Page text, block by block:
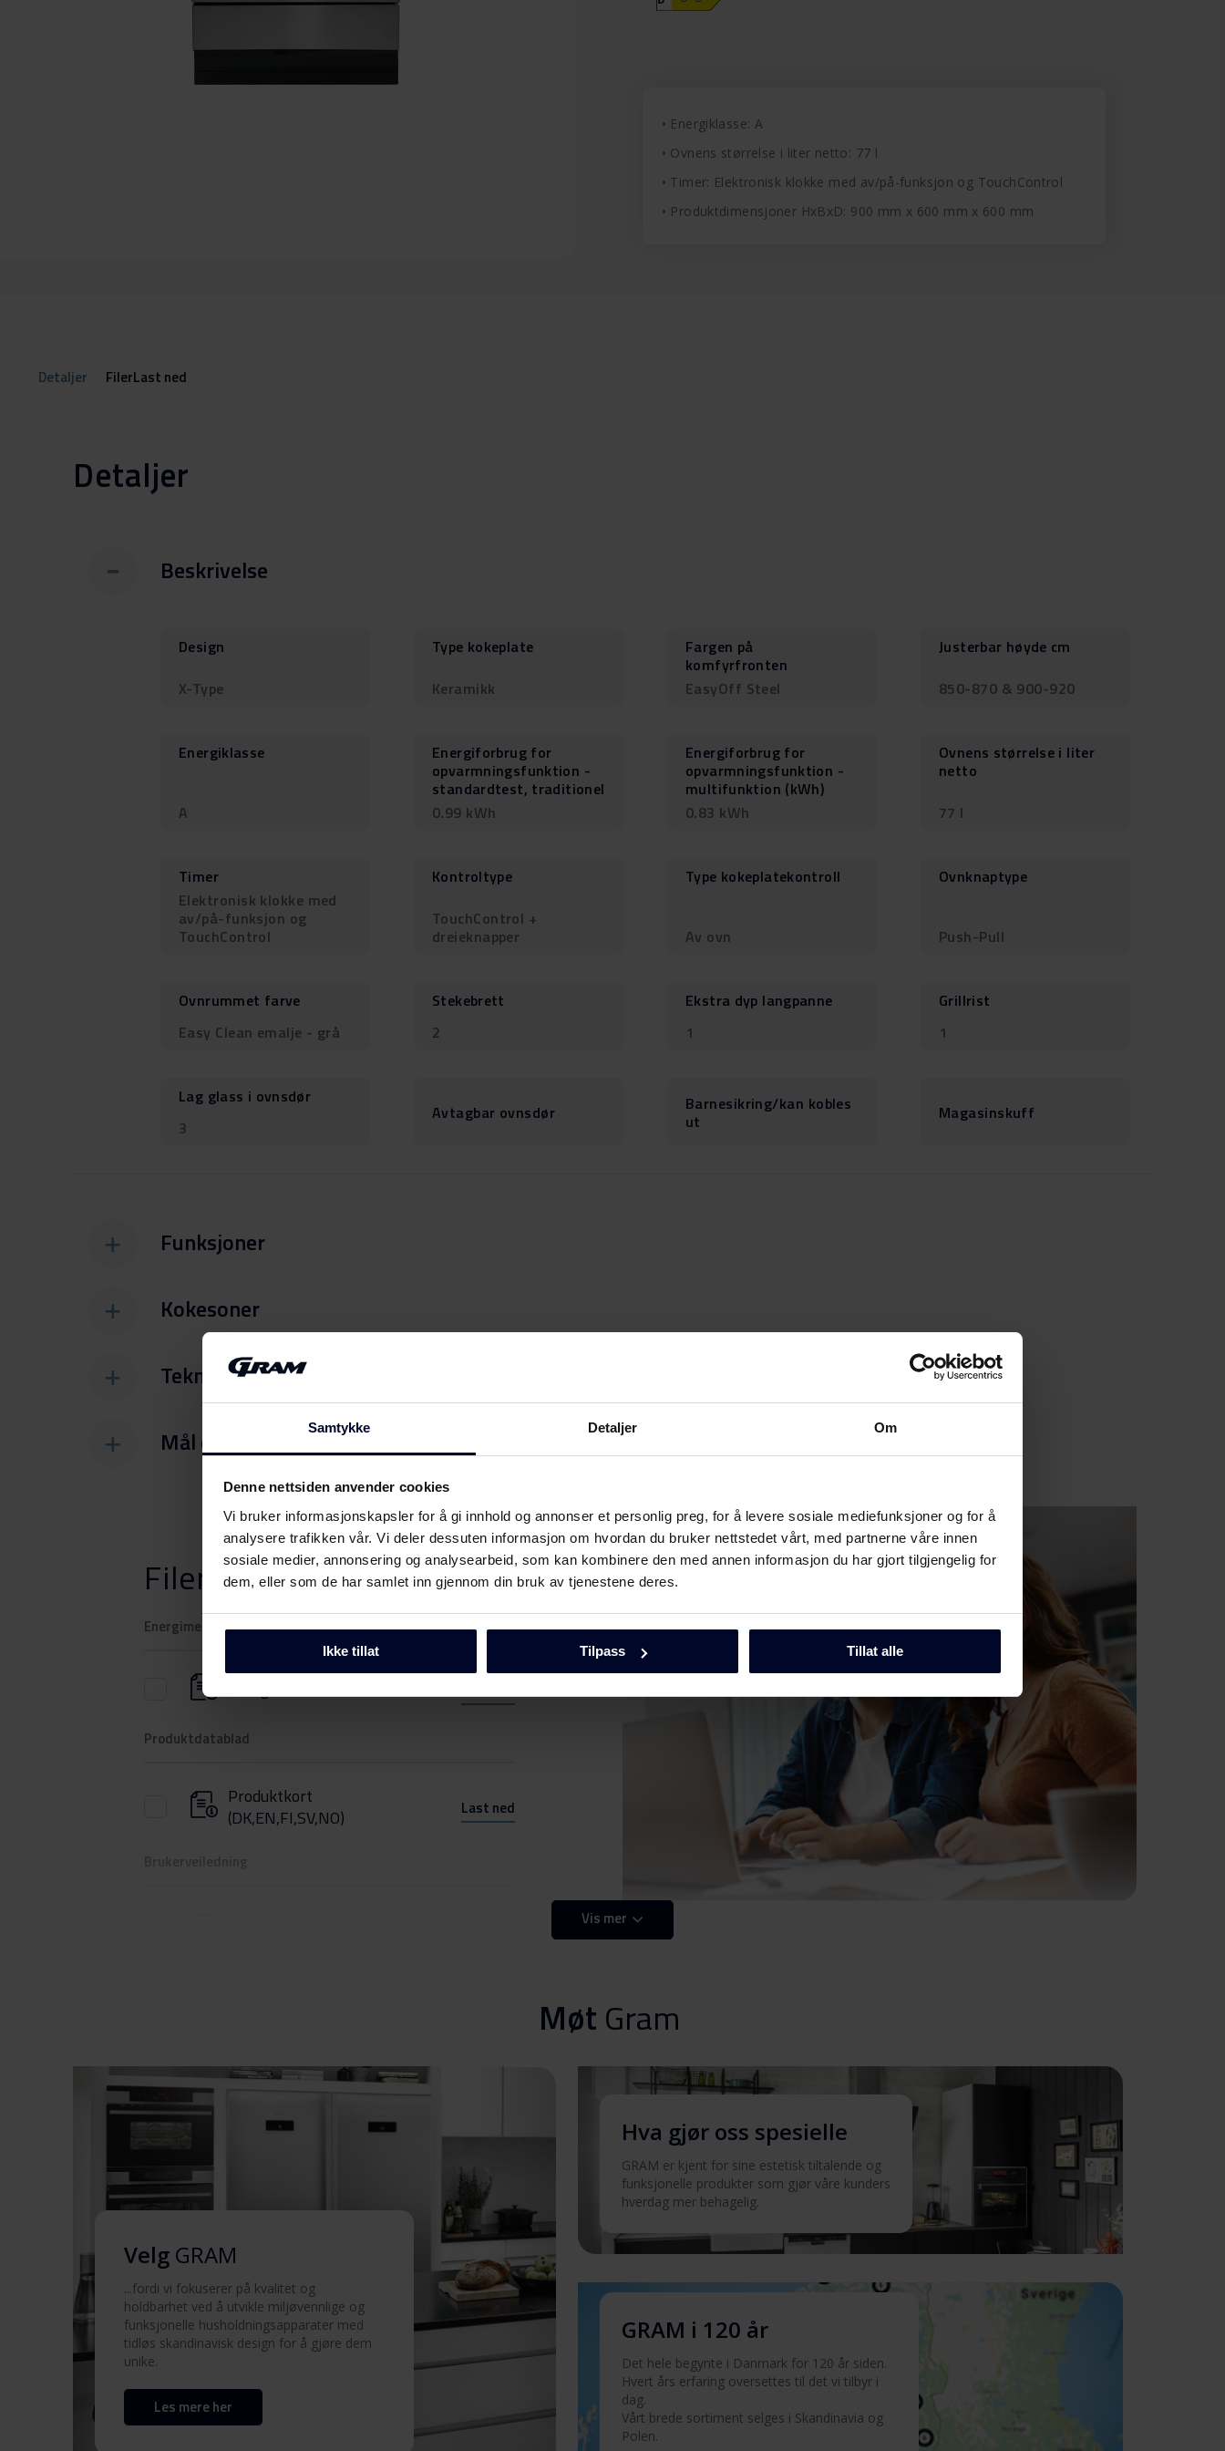
Samtykke Detaljer Om
Denne nettsiden anvender cookies
Vi bruker informasjonskapsler for å gi innhold og annonser et personlig preg, for å levere sosiale mediefunksjoner og for å
analysere trafikken vår. Vi deler dessuten informasjon om hvordan du bruker nettstedet vårt, med partnerne våre innen
sosiale medier, annonsering og analysearbeid, som kan kombinere den med annen informasjon du har gjort tilgjengelig for
dem, eller som de har samlet inn gjennom din bruk av tjenestene deres.
Ikke tillat Tilpass Tillat alle
Energiklasse: A
Ovnens størrelse i liter netto: 77 l
Timer: Elektronisk klokke med av/på-funksjon og TouchControl
Produktdimensjoner HxBxD: 900 mm x 600 mm x 600 mm
Detaljer FilerLast ned
Detaljer
Beskrivelse
Design
X-Type
Type kokeplate
Keramikk
Fargen på
komfyrfronten
EasyOff Steel
Justerbar høyde cm
850-870 & 900-920
Energiklasse
A
Energiforbrug for
opvarmningsfunktion -
standardtest, traditionel
0.99 kWh
Energiforbrug for
opvarmningsfunktion -
multifunktion (kWh)
0.83 kWh
Ovnens størrelse i liter
netto
77 l
Timer
Elektronisk klokke med
av/på-funksjon og
TouchControl
Kontroltype
TouchControl +
dreieknapper
Type kokeplatekontroll
Av ovn
Ovnknaptype
Push-Pull
Ovnrummet farve
Easy Clean emalje - grå
Stekebrett
2
Ekstra dyp langpanne
1
Grillrist
1
Lag glass i ovnsdør
3
Avtagbar ovnsdør
Barnesikring/kan kobles
ut
Magasinskuff
Funksjoner
Kokesoner
Tekniske spesifikasjoner
Mål og vekt
Filer Last ned
Energimerking
Produktdatablad
Produktkort
(DK,EN,FI,SV,NO)
Last ned
advarsler (SV)
Sikkerhetsinformasjon og
Last ned
advarsler (FI)
Last ned
Brukermanual (DK,NO) Last ned
Brukermanual (FI,SV) Last ned
Produktbilde EK 20642-90 X
Vis mer
Møt Gram
Velg GRAM
...fordi vi fokuserer på kvalitet og
holdbarhet ved å utvikle miljøvennlige og
funksjonelle husholdningsapparater med
tidløs skandinavisk design for å gjøre dem
unike.
Les mere her
Hva gjør oss spesielle
GRAM er kjent for sine estetisk tiltalende og
funksjonelle produkter som gjør våre kunders
hverdag mer behagelig.
GRAM i 120 år
Det hele begynte i Danmark for 120 år siden.
Hvert års erfaring oversettes til det vi tilbyr i
dag.
Vårt brede sortiment selges i Skandinavia og
Polen.